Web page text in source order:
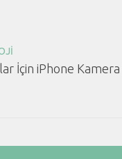
İçin iPhone